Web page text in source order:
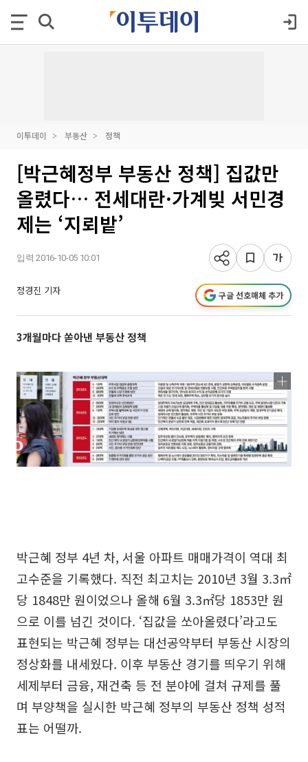
이투데이 부동산 정책
[박근혜정부 부동산 정책] 집값만
올렸다… 전세대란·가계빚 서민경
제는 ‘지뢰밭’
입력 2016-10-05 10:01
정경진 기자 구글 선호매체 추가
3개월마다 쏟아낸 부동산 정책
박근혜 정부 4년 차, 서울 아파트 매매가격이 역대 최
고수준을 기록했다. 직전 최고치는 2010년 3월 3.3㎡
당 1848만 원이었으나 올해 6월 3.3㎡당 1853만 원
으로 이를 넘긴 것이다. ‘집값을 쏘아올렸다’라고도
표현되는 박근혜 정부는 대선공약부터 부동산 시장의
정상화를 내세웠다. 이후 부동산 경기를 띄우기 위해
세제부터 금융, 재건축 등 전 분야에 걸쳐 규제를 풀
며 부양책을 실시한 박근혜 정부의 부동산 정책 성적
표는 어떨까.